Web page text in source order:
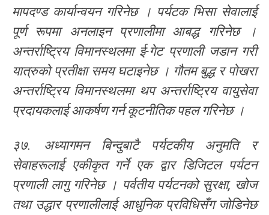
मापदण्ड कार्यान्वयन गरिनेछ । पर्यटक भिसा सेवालाई
पूर्ण रूपमा अनलाइन प्रणालीमा आबद्ध गरिनेछ ।
अन्तर्राष्ट्रिय विमानस्थलमा ई-गेट प्रणाली जडान गरी
यात्रुको प्रतीक्षा समय घटाइनेछ । गौतम बुद्ध र पोखरा
अन्तर्राष्ट्रिय विमानस्थलमा थप अन्तर्राष्ट्रिय वायुसेवा
प्रदायकलाई आकर्षण गर्न कूटनीतिक पहल गरिनेछ ।
३७. अध्यागमन बिन्दुबाटै पर्यटकीय अनुमति र
सेवाहरूलाई एकीकृत गर्ने एक द्वार डिजिटल पर्यटन
प्रणाली लागु गरिनेछ । पर्वतीय पर्यटनको सुरक्षा, खोज
तथा उद्धार प्रणालीलाई आधुनिक प्रविधिसँग जोडिनेछ